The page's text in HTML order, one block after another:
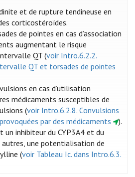
et de rupture tendineuse en
corticostéroïdes.
de pointes en cas d’association
augmentant le risque
QT (voir Intro.6.2.2.
QT et torsades de pointes
en cas d’utilisation
médicaments susceptibles de
(voir Intro.6.2.8. Convulsions
par des médicaments
).
un inhibiteur du CYP3A4 et du
autres, une potentialisation de
(voir Tableau Ic. dans Intro.6.3.